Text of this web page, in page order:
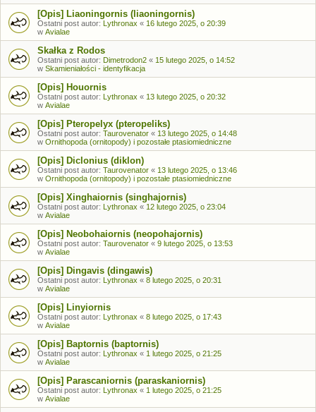
[Opis] Liaoningornis (liaoningornis)
Ostatni post autor: Lythronax « 16 lutego 2025, o 20:39
w Avialae
Skałka z Rodos
Ostatni post autor: Dimetrodon2 « 15 lutego 2025, o 14:52
w Skamieniałości - identyfikacja
[Opis] Houornis
Ostatni post autor: Lythronax « 13 lutego 2025, o 20:32
w Avialae
[Opis] Pteropelyx (pteropeliks)
Ostatni post autor: Taurovenator « 13 lutego 2025, o 14:48
w Ornithopoda (ornitopody) i pozostałe ptasiomiedniczne
[Opis] Diclonius (diklon)
Ostatni post autor: Taurovenator « 13 lutego 2025, o 13:46
w Ornithopoda (ornitopody) i pozostałe ptasiomiedniczne
[Opis] Xinghaiornis (singhajornis)
Ostatni post autor: Lythronax « 12 lutego 2025, o 23:04
w Avialae
[Opis] Neobohaiornis (neopohajornis)
Ostatni post autor: Taurovenator « 9 lutego 2025, o 13:53
w Avialae
[Opis] Dingavis (dingawis)
Ostatni post autor: Lythronax « 8 lutego 2025, o 20:31
w Avialae
[Opis] Linyiornis
Ostatni post autor: Lythronax « 8 lutego 2025, o 17:43
w Avialae
[Opis] Baptornis (baptornis)
Ostatni post autor: Lythronax « 1 lutego 2025, o 21:25
w Avialae
[Opis] Parascaniornis (paraskaniornis)
Ostatni post autor: Lythronax « 1 lutego 2025, o 21:25
w Avialae